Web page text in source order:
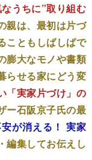
うちに”取り組む
親は、最初は片づ
こともしばしばで
膨大なモノや書類
らせる家にどう変
「実家片づけ」の
ー石阪京子氏の最
が消える！ 実家
編集してお伝えし